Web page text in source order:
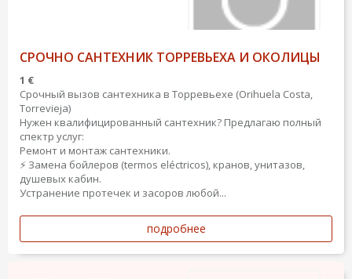
СРОЧНО САНТЕХНИК ТОРРЕВЬЕХА И ОКОЛИЦЫ
1 €
Срочный вызов сантехника в Торревьехе (Orihuela Costa,
Torrevieja)
Нужен квалифицированный сантехник? Предлагаю полный
спектр услуг:
Ремонт и монтаж сантехники.
⚡ Замена бойлеров (termos eléctricos), кранов, унитазов,
душевых кабин.
Устранение протечек и засоров любой...
подробнее